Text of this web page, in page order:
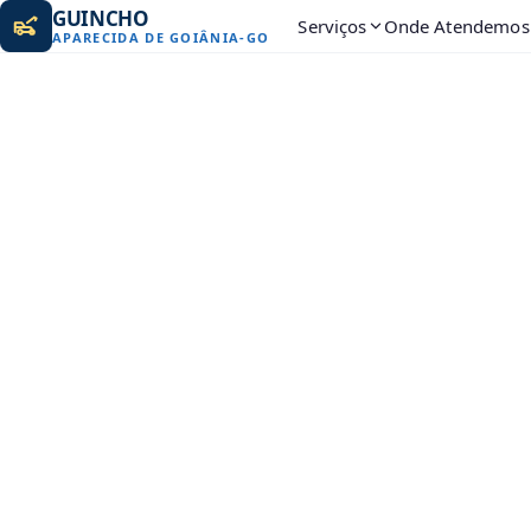
GUINCHO
APARECIDA DE GOIÂNIA-GO Serviços Onde Atendemos